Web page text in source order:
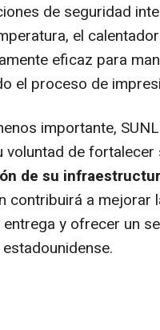
de seguridad
el
eficaz para
el proceso de
importante,
voluntad de
de su
contribuirá a
y ofrecer un